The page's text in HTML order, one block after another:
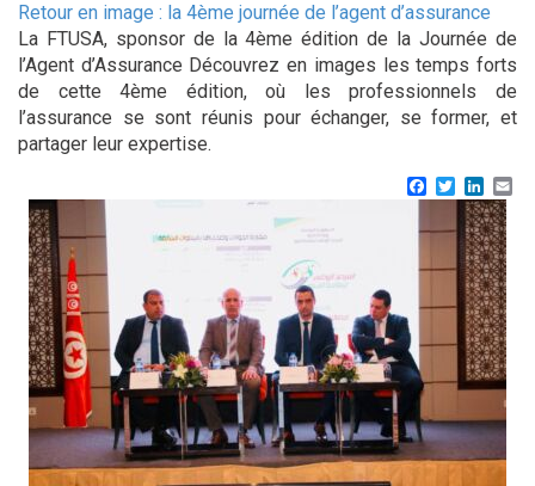
Retour en image : la 4ème journée de l’agent d’assurance
La FTUSA, sponsor de la 4ème édition de la Journée de
l’Agent d’Assurance Découvrez en images les temps forts
de cette 4ème édition, où les professionnels de
l’assurance se sont réunis pour échanger, se former, et
partager leur expertise.
Facebook
Twitter